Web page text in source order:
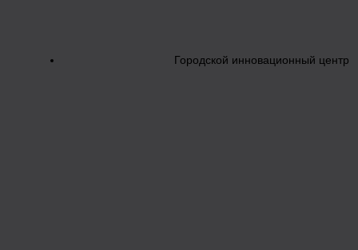
Городской инновационный центр